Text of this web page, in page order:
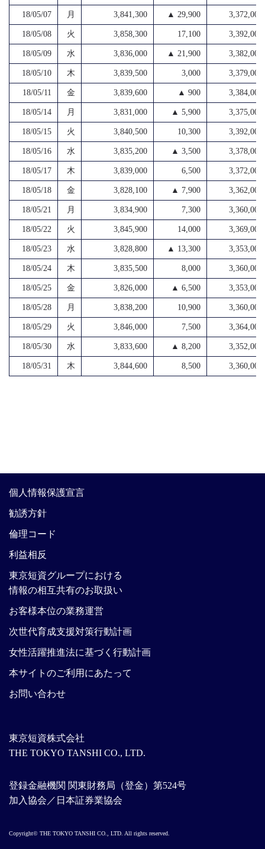
18/05/07 月 3,841,300 ▲ 29,900 3,372,000
18/05/08 火 3,858,300 17,100 3,392,000
18/05/09 水 3,836,000 ▲ 21,900 3,382,000
18/05/10 木 3,839,500 3,000 3,379,000
18/05/11 金 3,839,600 ▲ 900 3,384,000
18/05/14 月 3,831,000 ▲ 5,900 3,375,000
18/05/15 火 3,840,500 10,300 3,392,000
18/05/16 水 3,835,200 ▲ 3,500 3,378,000
18/05/17 木 3,839,000 6,500 3,372,000
18/05/18 金 3,828,100 ▲ 7,900 3,362,000
18/05/21 月 3,834,900 7,300 3,360,000
18/05/22 火 3,845,900 14,000 3,369,000
18/05/23 水 3,828,800 ▲ 13,300 3,353,000
18/05/24 木 3,835,500 8,000 3,360,000
18/05/25 金 3,826,000 ▲ 6,500 3,353,000
18/05/28 月 3,838,200 10,900 3,360,000
18/05/29 火 3,846,000 7,500 3,364,000
18/05/30 水 3,833,600 ▲ 8,200 3,352,000
18/05/31 木 3,844,600 8,500 3,360,000
東京短資株式会社
THE TOKYO TANSHI CO., LTD.
登録金融機関 関東財務局（登金）第524号
加入協会／日本証券業協会
個人情報保護宣言
勧誘方針
倫理コード
利益相反
東京短資グループにおける
情報の相互共有のお取扱い
お客様本位の業務運営
次世代育成支援対策行動計画
女性活躍推進法に基づく行動計画
本サイトのご利用にあたって
お問い合わせ
Copyright© THE TOKYO TANSHI CO., LTD. All rights reserved.